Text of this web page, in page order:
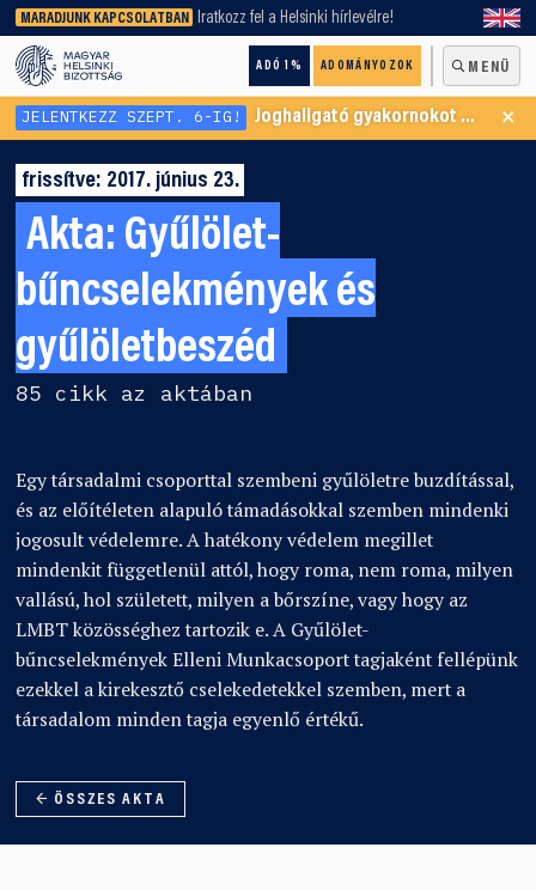
MARADJUNK KAPCSOLATBAN Iratkozz fel a Helsinki hírlevélre!
ADÓ 1% ADOMÁNYOZOK MENÜ
keresőnket!
JELENTKEZZ SZEPT. 6-IG! Joghallgató gyakornokot keresünk Menekültügyi Programunkba ×
frissítve: 2017. június 23.
Akta: Gyűlölet-
bűncselekmények és
gyűlöletbeszéd
85 cikk az aktában
Egy társadalmi csoporttal szembeni gyűlöletre buzdítással,
és az előítéleten alapuló támadásokkal szemben mindenki
jogosult védelemre. A hatékony védelem megillet
mindenkit függetlenül attól, hogy roma, nem roma, milyen
vallású, hol született, milyen a bőrszíne, vagy hogy az
LMBT közösséghez tartozik e. A Gyűlölet-
bűncselekmények Elleni Munkacsoport tagjaként fellépünk
ezekkel a kirekesztő cselekedetekkel szemben, mert a
társadalom minden tagja egyenlő értékű.
← ÖSSZES AKTA